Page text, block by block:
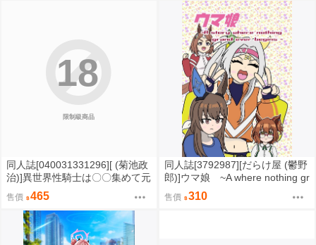
限制級商品
18
同人誌[040031331296][ (菊池政
治)]異世界性騎士は〇〇集めて元
の世界に帰りたい (原創)
售價 465
同人誌[3792987][だらけ屋 (鬱野
郎)]ウマ娘 ~A where nothing gr
and ever begins~ (Uma娘)
售價 310